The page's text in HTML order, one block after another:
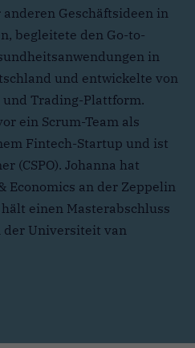
Geschäftsideen in
begleitete den Go-to-
in
und entwickelte von
Trading-Plattform.
ein Scrum-Team als
Fintech-Startup und ist
(CSPO). Johanna hat
Economics an der Zeppelin
einen Masterabschluss
Universiteit van